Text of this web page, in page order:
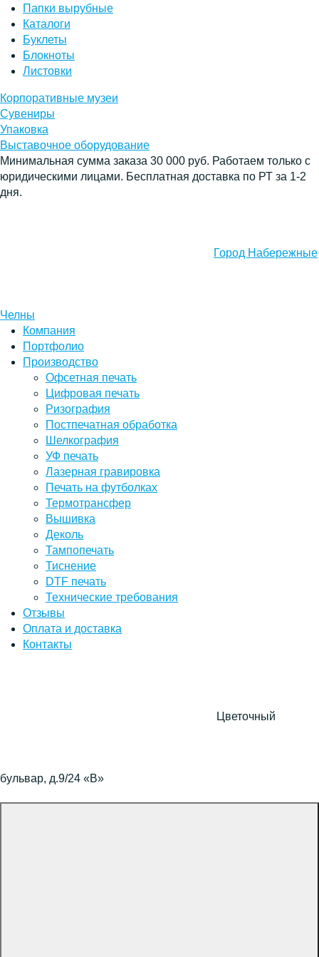
Папки вырубные
Каталоги
Буклеты
Блокноты
Листовки
Корпоративные музеи
Сувениры
Упаковка
Выставочное оборудование
Минимальная сумма заказа 30 000 руб. Работаем только с
юридическими лицами. Бесплатная доставка по РТ за 1-2
дня.
Город Набережные
Челны
Компания
Портфолио
Производство
Офсетная печать
Цифровая печать
Ризография
Постпечатная обработка
Шелкография
УФ печать
Лазерная гравировка
Печать на футболках
Термотрансфер
Вышивка
Деколь
Тампопечать
Тиснение
DTF печать
Технические требования
Отзывы
Оплата и доставка
Контакты
Цветочный
бульвар, д.9/24 «В»